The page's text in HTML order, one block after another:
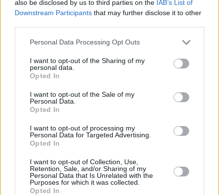
also be disclosed by us to third parties on the IAB’s List of
Downstream Participants that may further disclose it to other
Please note that this website/app uses one or more Google
not limited to your visit or usage behaviour. You may click to
grant or deny consent to Google and its third-party tags to
use your data for below specified purposes in below Google
consent section.
Personal Data Processing Opt Outs
I want to opt-out of the Sharing of my
personal data.
Opted In
I want to opt-out of the Sale of my
Personal Data.
Opted In
I want to opt-out of processing my
Personal Data for Targeted Advertising.
Opted In
I want to opt-out of Collection, Use,
Retention, Sale, and/or Sharing of my
Personal Data that Is Unrelated with the
Purposes for which it was collected.
Opted In
ΔΙΑΒΑΣΤΕ ΑΚΟΜΑ